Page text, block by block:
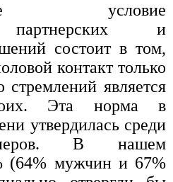
условие
партнерских и
состоит в том,
контакт только
стремлений является
Эта норма в
утвердилась среди
В нашем
(64% мужчин и 67%